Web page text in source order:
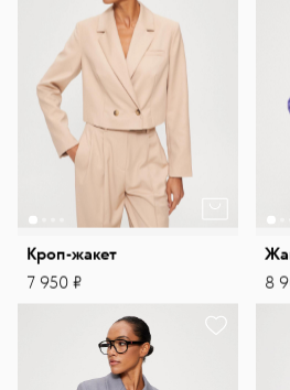
Кроп-жакет
7 950 ₽
8